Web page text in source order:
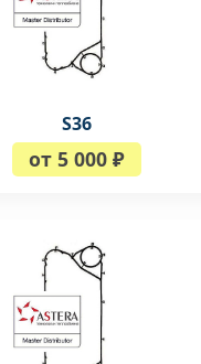
S36
от 5 000 ₽